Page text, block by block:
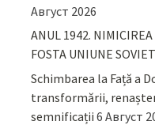
Август 2026
ANUL 1942.
FOSTA UNIUNE
Schimbarea la Față a
transformării,
semnificații 6 Август